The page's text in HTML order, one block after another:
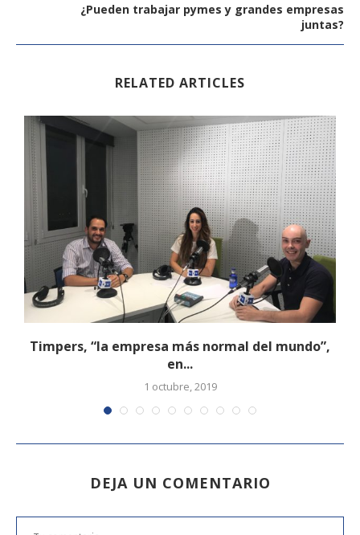
¿Pueden trabajar pymes y grandes empresas
juntas?
RELATED ARTICLES
Timpers, “la empresa más normal del mundo”,
en...
1 octubre, 2019
DEJA UN COMENTARIO